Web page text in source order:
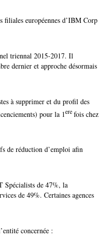
filiales européennes d’IBM Corp
triennal 2015-2017. Il
dernier et approche désormais
à supprimer et du profil des
pour la 1ere fois chez
de réduction d’emploi afin
Spécialists de 47%, la
de 49%. Certaines agences
concernée :